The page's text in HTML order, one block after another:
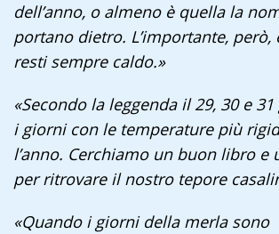
dell’anno, o almeno è quella la
portano dietro. L’importante, però,
resti sempre caldo.»
«Secondo la leggenda il 29, 30 e
i giorni con le temperature più
l’anno. Cerchiamo un buon libro e
per ritrovare il nostro tepore
«Quando i giorni della merla sono